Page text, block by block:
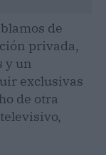
de
privada,
y un
exclusivas
de otra